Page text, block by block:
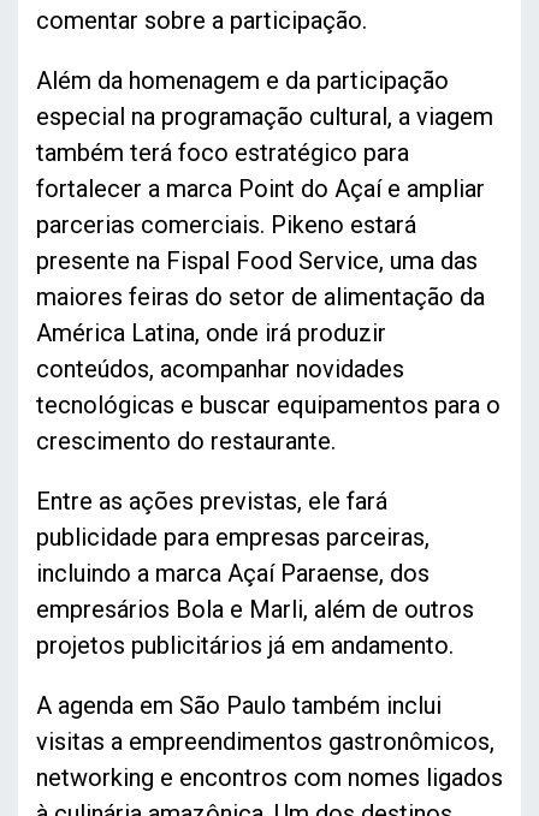
comentar sobre a participação.
Além da homenagem e da participação
especial na programação cultural, a viagem
também terá foco estratégico para
fortalecer a marca Point do Açaí e ampliar
parcerias comerciais. Pikeno estará
presente na Fispal Food Service, uma das
maiores feiras do setor de alimentação da
América Latina, onde irá produzir
conteúdos, acompanhar novidades
tecnológicas e buscar equipamentos para o
crescimento do restaurante.
Entre as ações previstas, ele fará
publicidade para empresas parceiras,
incluindo a marca Açaí Paraense, dos
empresários Bola e Marli, além de outros
projetos publicitários já em andamento.
A agenda em São Paulo também inclui
visitas a empreendimentos gastronômicos,
networking e encontros com nomes ligados